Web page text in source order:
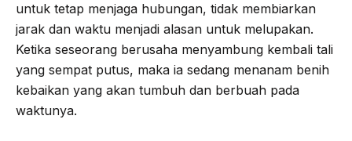
untuk tetap menjaga hubungan, tidak membiarkan
jarak dan waktu menjadi alasan untuk melupakan.
Ketika seseorang berusaha menyambung kembali tali
yang sempat putus, maka ia sedang menanam benih
kebaikan yang akan tumbuh dan berbuah pada
waktunya.